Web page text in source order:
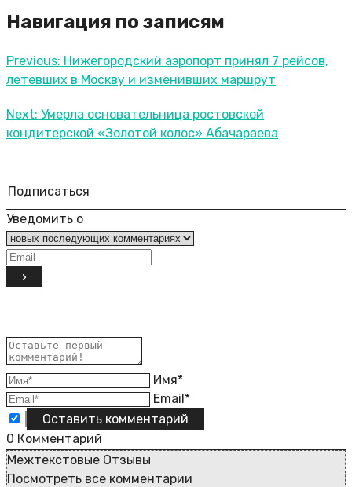
Навигация по записям
Previous: Нижегородский аэропорт принял 7 рейсов,
летевших в Москву и изменивших маршрут
Next: Умерла основательница ростовской
кондитерской «Золотой колос» Абачараева
Подписаться
Уведомить о
Имя*
Email*
0 Комментарий
Межтекстовые Отзывы
Посмотреть все комментарии